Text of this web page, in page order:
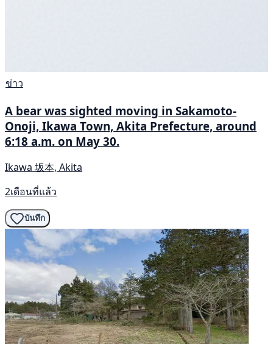
ข่าว
A bear was sighted moving in Sakamoto-
Onoji, Ikawa Town, Akita Prefecture, around
6:18 a.m. on May 30.
Ikawa 坂本, Akita
2เดือนที่แล้ว
บันทึก